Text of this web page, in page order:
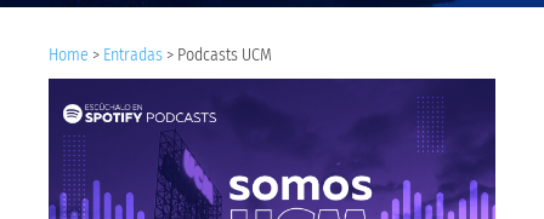
Home > Entradas > Podcasts UCM